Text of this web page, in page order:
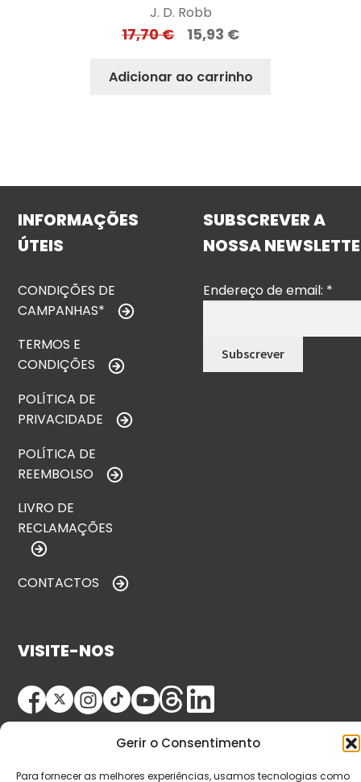
Gerir o Consentimento
Para fornecer as melhores experiências, usamos tecnologias como
J. D. Robb
17,70€ 15,93 €
Adicionar ao carrinho
INFORMAÇÕES
ÚTEIS
CONDIÇÕES DE
CAMPANHAS*
TERMOS E
CONDIÇÕES
POLÍTICA DE
PRIVACIDADE
POLÍTICA DE
REEMBOLSO
LIVRO DE
RECLAMAÇÕES
CONTACTOS
SUBSCREVER A
NOSSA
Endereço de email: *
VISITE-NOS